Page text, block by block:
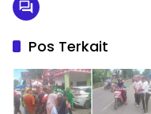
Pos Terkait